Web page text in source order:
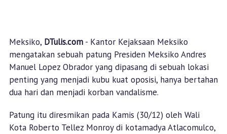
Meksiko, DTulis.com- Kantor Kejaksaan Meksiko
mengatakan sebuah patung Presiden Meksiko Andres
Manuel Lopez Obrador yang dipasang di sebuah lokasi
penting yang menjadi kubu kuat oposisi, hanya bertahan
dua hari dan menjadi korban vandalisme.
Patung itu diresmikan pada Kamis (30/12) oleh Wali
Kota Roberto Tellez Monroy di kotamadya Atlacomulco,